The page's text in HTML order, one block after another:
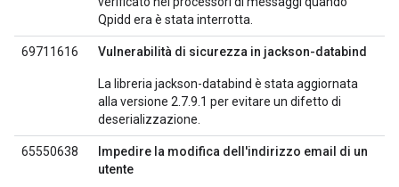
Qpidd era è stata interrotta.
69711616 Vulnerabilità di sicurezza in jackson-databind
La libreria jackson-databind è stata aggiornata
alla versione 2.7.9.1 per evitare un difetto di
deserializzazione.
65550638
Impedire la modifica dell'indirizzo email di un
utente